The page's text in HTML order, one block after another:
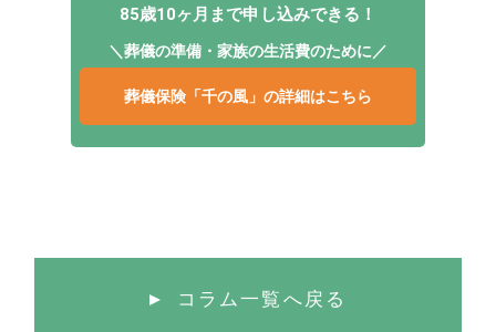
85歳10ヶ月まで申し込みできる！
＼葬儀の準備・家族の生活費のために／
葬儀保険「千の風」の詳細はこちら
コラム一覧へ戻る